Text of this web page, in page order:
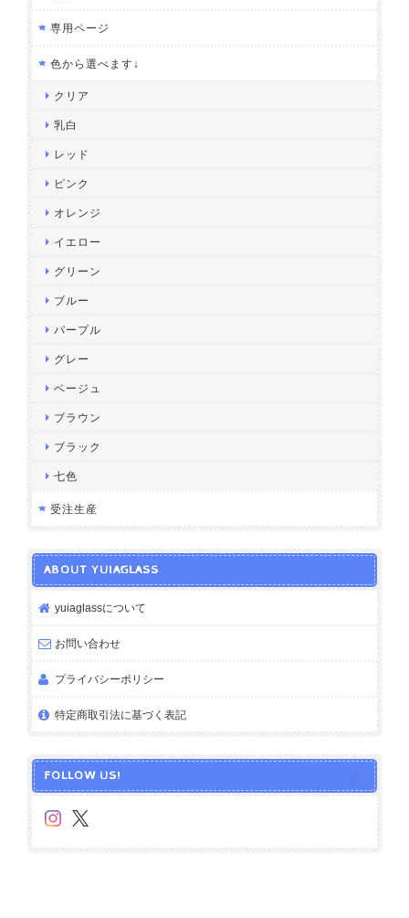
専用ページ
色から選べます↓
クリア
乳白
レッド
ピンク
オレンジ
イエロー
グリーン
ブルー
パープル
グレー
ベージュ
ブラウン
ブラック
七色
受注生産
ABOUT YUIAGLASS
yuiaglassについて
お問い合わせ
プライバシーポリシー
特定商取引法に基づく表記
FOLLOW US!